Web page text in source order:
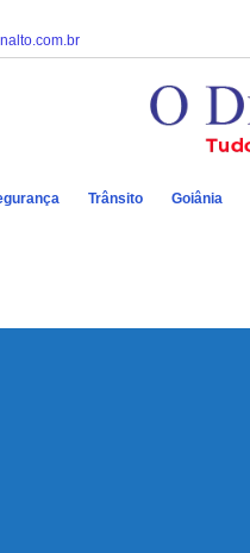
Trânsito Goiânia